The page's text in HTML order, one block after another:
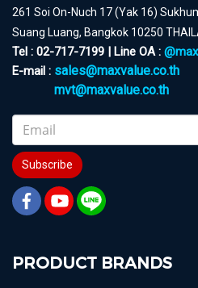
261 Soi On-Nuch 17 (Yak 16)
Suang Luang, Bangkok 10250
Tel : 02-717-7199 | Line OA :
E-mail : sales@maxvalue.co.th
mvt@maxvalue.co.th
Subscribe
PRODUCT BRANDS